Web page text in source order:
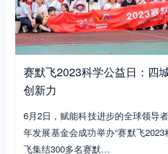
赛默飞2023科学公益日：四
创新力
6月2日，赋能科技进步的全球领导
年发展基金会成功举办“赛默飞
飞集结300多名赛默…